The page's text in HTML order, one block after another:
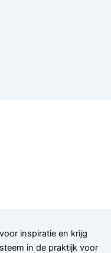
inspiratie en krijg
in de praktijk voor